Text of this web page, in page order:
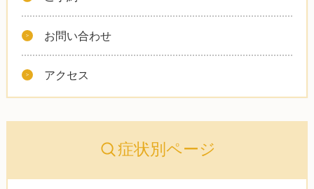
お問い合わせ
アクセス
症状別ページ